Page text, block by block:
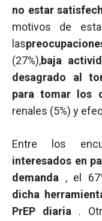
no estar
motivos de
las
(27%),baja
desagrado al
para tomar los
renales (5%) y
Entre los
interesados en
demanda , el
dicha
PrEP diaria .